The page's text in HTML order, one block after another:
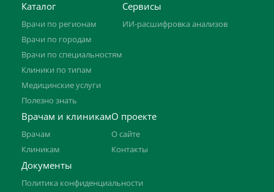
Каталог
Врачи по регионам
Врачи по городам
Врачи по специальностям
Клиники по типам
Медицинские услуги
Полезно знать
Сервисы
ИИ-расшифровка анализов
Врачам и клиникам
Врачам
Клиникам
О проекте
О сайте
Контакты
Документы
Политика конфиденциальности